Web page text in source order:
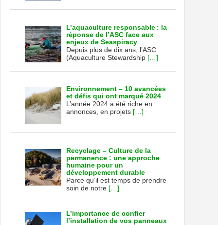
L’aquaculture responsable : la
réponse de l’ASC face aux
enjeux de Seaspiracy
Depuis plus de dix ans, l’ASC
(Aquaculture Stewardship […]
Environnement – 10 avancées
et défis qui ont marqué 2024
L’année 2024 a été riche en
annonces, en projets […]
Recyclage – Culture de la
permanence : une approche
humaine pour un
développement durable
Parce qu’il est temps de prendre
soin de notre […]
L’importance de confier
l’installation de vos panneaux